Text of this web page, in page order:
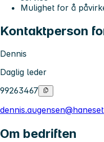
Mulighet for å
Kontaktperson
Dennis
Daglig leder
99263467
Om bedriften